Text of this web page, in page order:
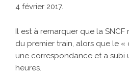
4 février 2017.
Il est à remarquer que la
du premier train, alors que le
une correspondance et a subi
heures.